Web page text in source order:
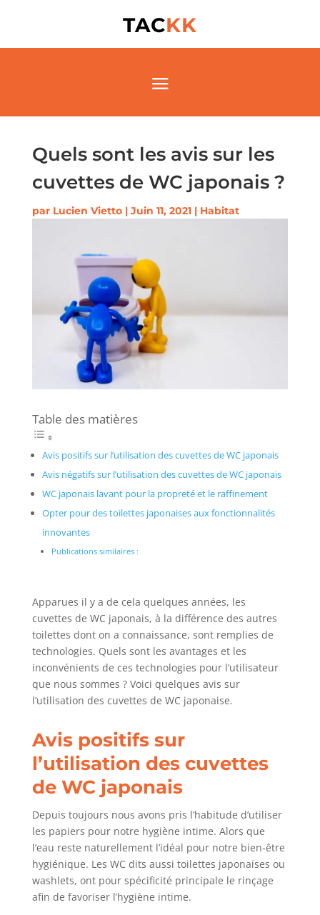
TACKK
Quels sont les avis sur les
cuvettes de WC japonais ?
par Lucien Vietto| Juin 11, 2021| Habitat
Table des matières
Avis positifs sur l’utilisation des cuvettes de WC japonais
Avis négatifs sur l’utilisation des cuvettes de WC japonais
WC japonais lavant pour la propreté et le raffinement
Opter pour des toilettes japonaises aux fonctionnalités
innovantes
Publications similaires :
Apparues il y a de cela quelques années, les
cuvettes de WC japonais, à la différence des autres
toilettes dont on a connaissance, sont remplies de
technologies. Quels sont les avantages et les
inconvénients de ces technologies pour l’utilisateur
que nous sommes ? Voici quelques avis sur
l’utilisation des cuvettes de WC japonaise.
Avis positifs sur
l’utilisation des cuvettes
de WC japonais
Depuis toujours nous avons pris l’habitude d’utiliser
les papiers pour notre hygiène intime. Alors que
l’eau reste naturellement l’idéal pour notre bien-être
hygiénique. Les WC dits aussi toilettes japonaises ou
washlets, ont pour spécificité principale le rinçage
afin de favoriser l’hygiène intime.